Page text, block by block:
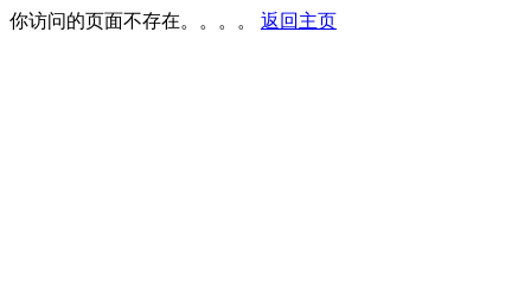
你访问的页面不存在。。。。 返回主页